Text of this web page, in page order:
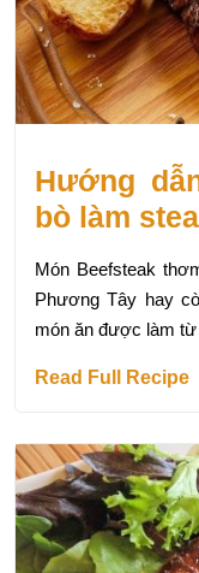
Hướng
bò làm
Món Beefsteak
Phương Tây hay
món ăn được làm
Read Full Recipe